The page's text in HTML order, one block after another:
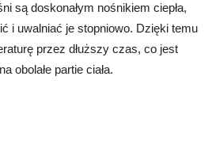
są doskonałym nośnikiem ciepła,
i uwalniać je stopniowo. Dzięki temu
przez dłuższy czas, co jest
obolałe partie ciała.